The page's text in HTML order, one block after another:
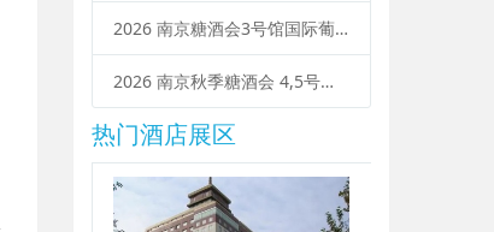
2026 南京糖酒会3号馆国际葡萄酒及烈酒招商：企业参展范围、报名流程、展位预定
2026 南京秋季糖酒会 4,5号馆中国名酒企业参展需要什么条件？范围 + 流程
热门酒店展区